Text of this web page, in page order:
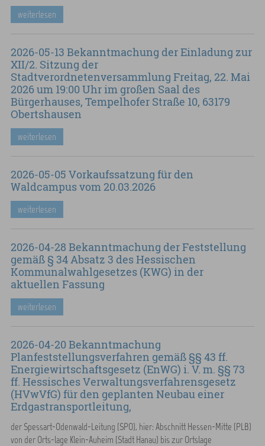
weiterlesen
2026-05-13 Bekanntmachung der Einladung zur
XII/2. Sitzung der
Stadtverordnetenversammlung Freitag, 22. Mai
2026 um 19:00 Uhr im großen Saal des
Bürgerhauses, Tempelhofer Straße 10, 63179
Obertshausen
weiterlesen
2026-05-05 Vorkaufssatzung für den
Waldcampus vom 20.03.2026
weiterlesen
2026-04-28 Bekanntmachung der Feststellung
gemäß § 34 Absatz 3 des Hessischen
Kommunalwahlgesetzes (KWG) in der
aktuellen Fassung
weiterlesen
2026-04-20 Bekanntmachung
Planfeststellungsverfahren gemäß §§ 43 ff.
Energiewirtschaftsgesetz (EnWG) i. V. m. §§ 73
ff. Hessisches Verwaltungsverfahrensgesetz
(HVwVfG) für den geplanten Neubau einer
Erdgastransportleitung,
der Spessart-Odenwald-Leitung (SPO), hier: Abschnitt Hessen-Mitte (PLB)
von der Orts-lage Klein-Auheim (Stadt Hanau) bis zur Ortslage